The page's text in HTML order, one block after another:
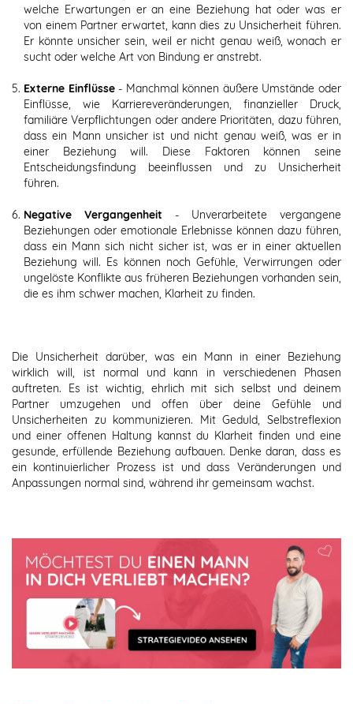
welche Erwartungen er an eine Beziehung hat oder was er
von einem Partner erwartet, kann dies zu Unsicherheit führen.
Er könnte unsicher sein, weil er nicht genau weiß, wonach er
sucht oder welche Art von Bindung er anstrebt.
Externe Einflüsse- Manchmal können äußere Umstände oder
Einflüsse, wie Karriereveränderungen, finanzieller Druck,
familiäre Verpflichtungen oder andere Prioritäten, dazu führen,
dass ein Mann unsicher ist und nicht genau weiß, was er in
einer Beziehung will. Diese Faktoren können seine
Entscheidungsfindung beeinflussen und zu Unsicherheit
führen.
Negative Vergangenheit - Unverarbeitete vergangene
Beziehungen oder emotionale Erlebnisse können dazu führen,
dass ein Mann sich nicht sicher ist, was er in einer aktuellen
Beziehung will. Es können noch Gefühle, Verwirrungen oder
ungelöste Konflikte aus früheren Beziehungen vorhanden sein,
die es ihm schwer machen, Klarheit zu finden.
Die Unsicherheit darüber, was ein Mann in einer Beziehung
wirklich will, ist normal und kann in verschiedenen Phasen
auftreten. Es ist wichtig, ehrlich mit sich selbst und deinem
Partner umzugehen und offen über deine Gefühle und
Unsicherheiten zu kommunizieren. Mit Geduld, Selbstreflexion
und einer offenen Haltung kannst du Klarheit finden und eine
gesunde, erfüllende Beziehung aufbauen. Denke daran, dass es
ein kontinuierlicher Prozess ist und dass Veränderungen und
Anpassungen normal sind, während ihr gemeinsam wachst.